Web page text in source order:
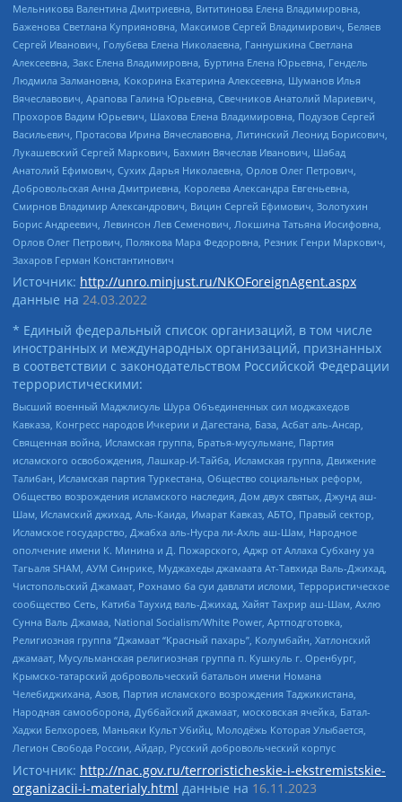
Мельникова Валентина Дмитриевна, Вититинова Елена Владимировна,
Баженова Светлана Куприяновна, Максимов Сергей Владимирович, Беляев
Сергей Иванович, Голубева Елена Николаевна, Ганнушкина Светлана
Алексеевна, Закс Елена Владимировна, Буртина Елена Юрьевна, Гендель
Людмила Залмановна, Кокорина Екатерина Алексеевна, Шуманов Илья
Вячеславович, Арапова Галина Юрьевна, Свечников Анатолий Мариевич,
Прохоров Вадим Юрьевич, Шахова Елена Владимировна, Подузов Сергей
Васильевич, Протасова Ирина Вячеславовна, Литинский Леонид Борисович,
Лукашевский Сергей Маркович, Бахмин Вячеслав Иванович, Шабад
Анатолий Ефимович, Сухих Дарья Николаевна, Орлов Олег Петрович,
Добровольская Анна Дмитриевна, Королева Александра Евгеньевна,
Смирнов Владимир Александрович, Вицин Сергей Ефимович, Золотухин
Борис Андреевич, Левинсон Лев Семенович, Локшина Татьяна Иосифовна,
Орлов Олег Петрович, Полякова Мара Федоровна, Резник Генри Маркович,
Захаров Герман Константинович
Источник: http://unro.minjust.ru/NKOForeignAgent.aspx
данные на 24.03.2022
* Единый федеральный список организаций, в том числе
иностранных и международных организаций, признанных
в соответствии с законодательством Российской Федерации
террористическими:
Высший военный Маджлисуль Шура Объединенных сил моджахедов
Кавказа, Конгресс народов Ичкерии и Дагестана, База, Асбат аль-Ансар,
Священная война, Исламская группа, Братья-мусульмане, Партия
исламского освобождения, Лашкар-И-Тайба, Исламская группа, Движение
Талибан, Исламская партия Туркестана, Общество социальных реформ,
Общество возрождения исламского наследия, Дом двух святых, Джунд аш-
Шам, Исламский джихад, Аль-Каида, Имарат Кавказ, АБТО, Правый сектор,
Исламское государство, Джабха аль-Нусра ли-Ахль аш-Шам, Народное
ополчение имени К. Минина и Д. Пожарского, Аджр от Аллаха Субхану уа
Тагьаля SHAM, АУМ Синрике, Муджахеды джамаата Ат-Тавхида Валь-Джихад,
Чистопольский Джамаат, Рохнамо ба суи давлати исломи, Террористическое
сообщество Сеть, Катиба Таухид валь-Джихад, Хайят Тахрир аш-Шам, Ахлю
Сунна Валь Джамаа, National Socialism/White Power, Артподготовка,
Религиозная группа “Джамаат “Красный пахарь”, Колумбайн, Хатлонский
джамаат, Мусульманская религиозная группа п. Кушкуль г. Оренбург,
Крымско-татарский добровольческий батальон имени Номана
Челебиджихана, Азов, Партия исламского возрождения Таджикистана,
Народная самооборона, Дуббайский джамаат, московская ячейка, Батал-
Хаджи Белхороев, Маньяки Культ Убийц, Молодёжь Которая Улыбается,
Легион Свобода России, Айдар, Русский добровольческий корпус
Источник: http://nac.gov.ru/terroristicheskie-i-ekstremistskie-
organizacii-i-materialy.html данные на 16.11.2023